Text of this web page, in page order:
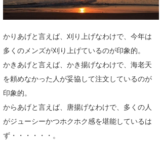
かりあげと言えば、刈り上げなわけで、今年は
多くのメンズが刈り上げているのが印象的。
かきあげと言えば、かき揚げなわけで、海老天
を頼めなかった人が妥協して注文しているのが
印象的。
からあげと言えば、唐揚げなわけで、多くの人
がジューシーかつホクホク感を堪能しているは
ず・・・・・・。
大阪
沖縄
サーファーズ
ライター/寄稿メディア